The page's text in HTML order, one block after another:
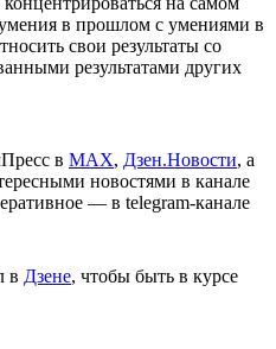
в прошлом с умениями в
свои результаты со
результатами других
в МАХ, Дзен.Новости, а
новостями в канале
— в telegram-канале
в Дзене, чтобы быть в курсе